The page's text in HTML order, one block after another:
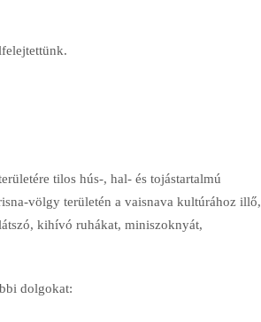
tilos hús-, hal- és tojástartalmú
völgy területén a vaisnava kultúrához illő,
kihívó ruhákat, miniszoknyát,
dolgokat: